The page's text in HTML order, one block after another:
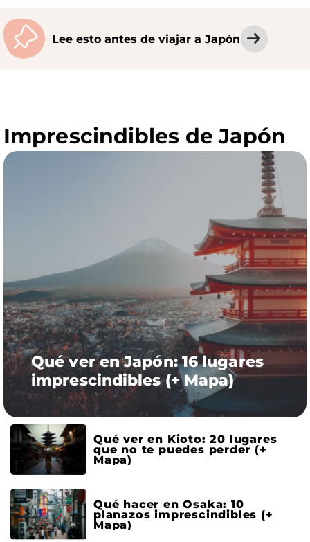
Lee esto antes de viajar a Japón
Imprescindibles de Japón
Qué ver en Japón: 16 lugares
imprescindibles (+ Mapa)
Qué ver en Kioto: 20 lugares
que no te puedes perder (+
Mapa)
Qué hacer en Osaka: 10
planazos imprescindibles (+
Mapa)